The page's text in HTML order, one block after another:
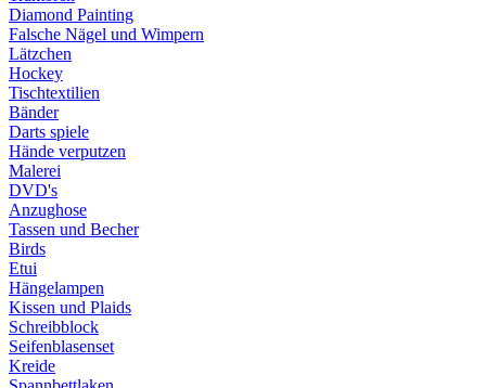
Diamond Painting
Falsche Nägel und Wimpern
Lätzchen
Hockey
Tischtextilien
Bänder
Darts spiele
Hände verputzen
Malerei
DVD's
Anzughose
Tassen und Becher
Birds
Etui
Hängelampen
Kissen und Plaids
Schreibblock
Seifenblasenset
Kreide